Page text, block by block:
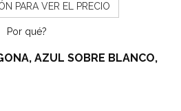
PARA VER EL PRECIO
Por qué?
AZUL SOBRE BLANCO,